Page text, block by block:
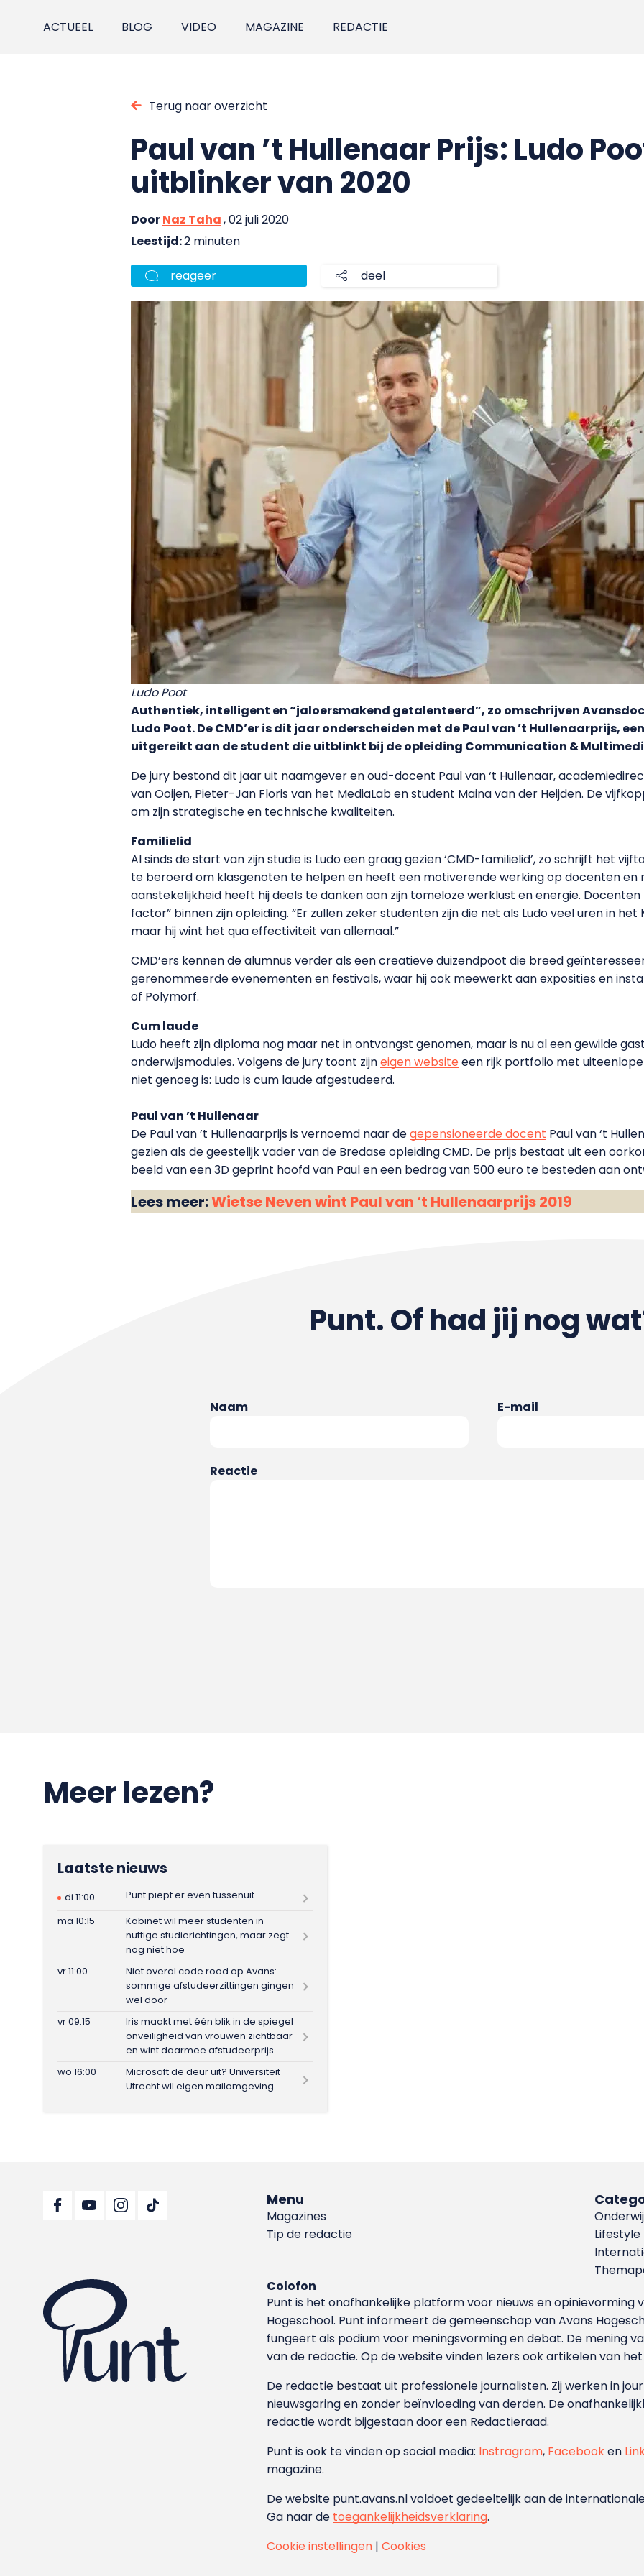
ACTUEEL BLOG VIDEO MAGAZINE REDACTIE
Terug naar overzicht
Paul van ’t Hullenaar Prijs: Ludo
uitblinker van 2020
DoorNaz Taha, 02 juli 2020
Leestijd:2 minuten
reageer deel
Ludo Poot
Authentiek, intelligent en “jaloersmakend getalenteerd”, zo omschrijven
Ludo Poot. De CMD’er is dit jaar onderscheiden met de Paul van ’t Hullenaarprijs,
uitgereikt aan de student die uitblinkt bij de opleiding Communication &
De jury bestond dit jaar uit naamgever en oud-docent Paul van ‘t Hullenaar,
van Ooijen, Pieter-Jan Floris van het MediaLab en student Maina van der Heijden. De
om zijn strategische en technische kwaliteiten.
Familielid
Al sinds de start van zijn studie is Ludo een graag gezien ‘CMD-familielid’, zo schrijft het
te beroerd om klasgenoten te helpen en heeft een motiverende werking op docenten en
aanstekelijkheid heeft hij deels te danken aan zijn tomeloze werklust en energie. Docenten
factor” binnen zijn opleiding. “Er zullen zeker studenten zijn die net als Ludo veel uren in
maar hij wint het qua effectiviteit van allemaal.”
CMD’ers kennen de alumnus verder als een creatieve duizendpoot die breed
gerenommeerde evenementen en festivals, waar hij ook meewerkt aan exposities en
of Polymorf.
Cum laude
Ludo heeft zijn diploma nog maar net in ontvangst genomen, maar is nu al een gewilde
onderwijsmodules. Volgens de jury toont zijneigen websiteeen rijk portfolio met
niet genoeg is: Ludo is cum laude afgestudeerd.
Paul van ’t Hullenaar
De Paul van ’t Hullenaarprijs is vernoemd naar degepensioneerde docent Paul van ‘t
gezien als de geestelijk vader van de Bredase opleiding CMD. De prijs bestaat uit een
beeld van een 3D geprint hoofd van Paul en een bedrag van 500 euro te besteden aan
Lees meer:Wietse Neven wint Paul van ‘t Hullenaarprijs 2019
Punt. Of had jij nog
Naam E-mail
Reactie
Meer lezen?
Laatste nieuws
di 11:00
Punt piept er even tussenuit
ma 10:15
Kabinet wil meer studenten in
nuttige studierichtingen, maar zegt
nog niet hoe
vr 11:00
Niet overal code rood op Avans:
sommige afstudeerzittingen gingen
wel door
vr 09:15
Iris maakt met één blik in de spiegel
onveiligheid van vrouwen zichtbaar
en wint daarmee afstudeerprijs
wo 16:00
Microsoft de deur uit? Universiteit
Utrecht wil eigen mailomgeving
Menu
Magazines
Tip de redactie
Lifestyle
Colofon
Punt is het onafhankelijke platform voor nieuws en
Hoge­school. Punt informeert de gemeenschap van Avans
fungeert als podium voor meningsvorming en debat. De mening
van de redactie. Op de website vinden lezers ook artikelen van
De redactie bestaat uit professionele journalisten. Zij werken in
nieuwsgaring en zonder beïnvloeding van derden. De
redactie wordt bijgestaan door een Redactieraad.
Punt is ook te vinden op social media: Instragram, Facebooken
magazine.
De website punt.avans.nl voldoet gedeeltelijk aan de
Ga naar de toegankelijkheidsverklaring.
Cookie instellingen |Cookies